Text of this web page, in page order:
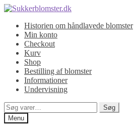
Spring
navigation
Spring
indholdHistorien om håndlavede blomster
Min konto
Checkout
Kurv
Shop
Bestilling af blomster
Informationer
Undervisning
Søg
efter:
Søg
Menu